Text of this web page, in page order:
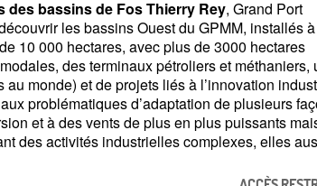
des bassins de Fos Thierry Rey, Grand Port
les bassins Ouest du GPMM, installés
10 000 hectares, avec plus de 3000 hectares
des terminaux pétroliers et méthaniers,
monde) et de projets liés à l’innovation
problématiques d’adaptation de plusieurs
et à des vents de plus en plus puissants
des activités industrielles complexes, elles